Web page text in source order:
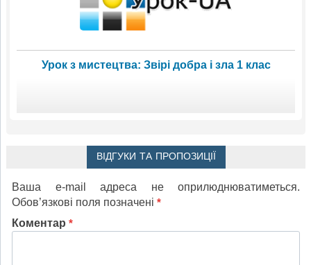
Урок з мистецтва: Звірі добра і зла 1 клас
ВІДГУКИ ТА ПРОПОЗИЦІЇ
Ваша e-mail адреса не оприлюднюватиметься.
Обов’язкові поля позначені *
Коментар *